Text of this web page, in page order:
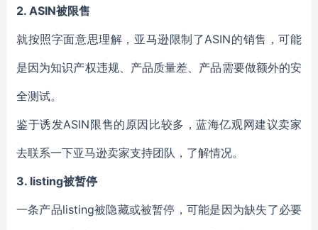
2. ASIN被限售
就按照字面意思理解，亚马逊限制了ASIN的销售，可能
是因为知识产权违规、产品质量差、产品需要做额外的安
全测试。
鉴于诱发ASIN限售的原因比较多，蓝海亿观网建议卖家
去联系一下亚马逊卖家支持团队，了解情况。
3. listing被暂停
一条产品listing被隐藏或被暂停，可能是因为缺失了必要